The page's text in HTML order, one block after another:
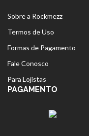
Sobre a Rockmezz
Termos de Uso
Formas de Pagamento
Fale Conosco
Para Lojistas
PAGAMENTO